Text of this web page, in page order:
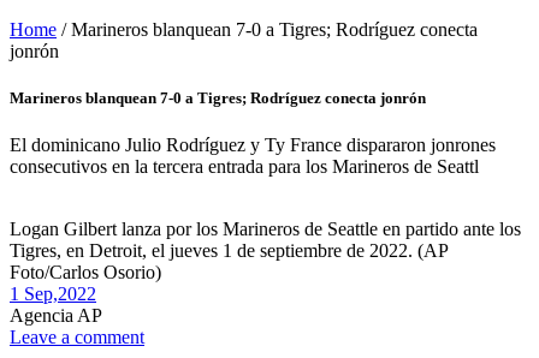
Home / Marineros blanquean 7-0 a Tigres; Rodríguez conecta
jonrón
Marineros blanquean 7-0 a Tigres; Rodríguez conecta jonrón
El dominicano Julio Rodríguez y Ty France dispararon jonrones
consecutivos en la tercera entrada para los Marineros de Seattl
Logan Gilbert lanza por los Marineros de Seattle en partido ante los
Tigres, en Detroit, el jueves 1 de septiembre de 2022. (AP
Foto/Carlos Osorio)
1 Sep,2022
Agencia AP
Leave a comment